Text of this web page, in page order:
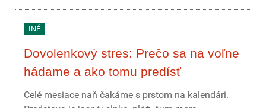
INÉ
Dovolenkový stres: Prečo sa na voľne
hádame a ako tomu predísť
Celé mesiace naň čakáme s prstom na kalendári.